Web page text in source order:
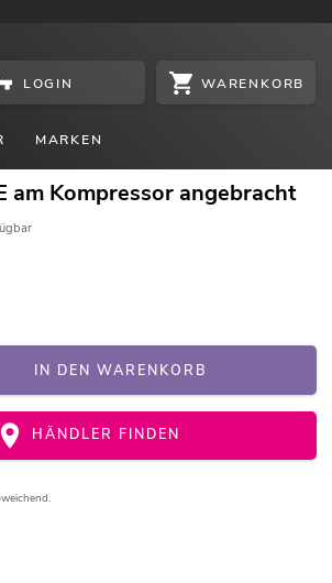
LOGIN WARENKORB
MARKEN
am Kompressor angebracht
IN DEN WARENKORB
HÄNDLER FINDEN